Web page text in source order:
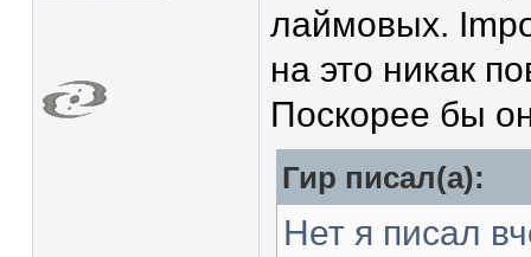
лаймовых.
на это никак
Поскорее бы
Гир писал(а):
Нет я писал